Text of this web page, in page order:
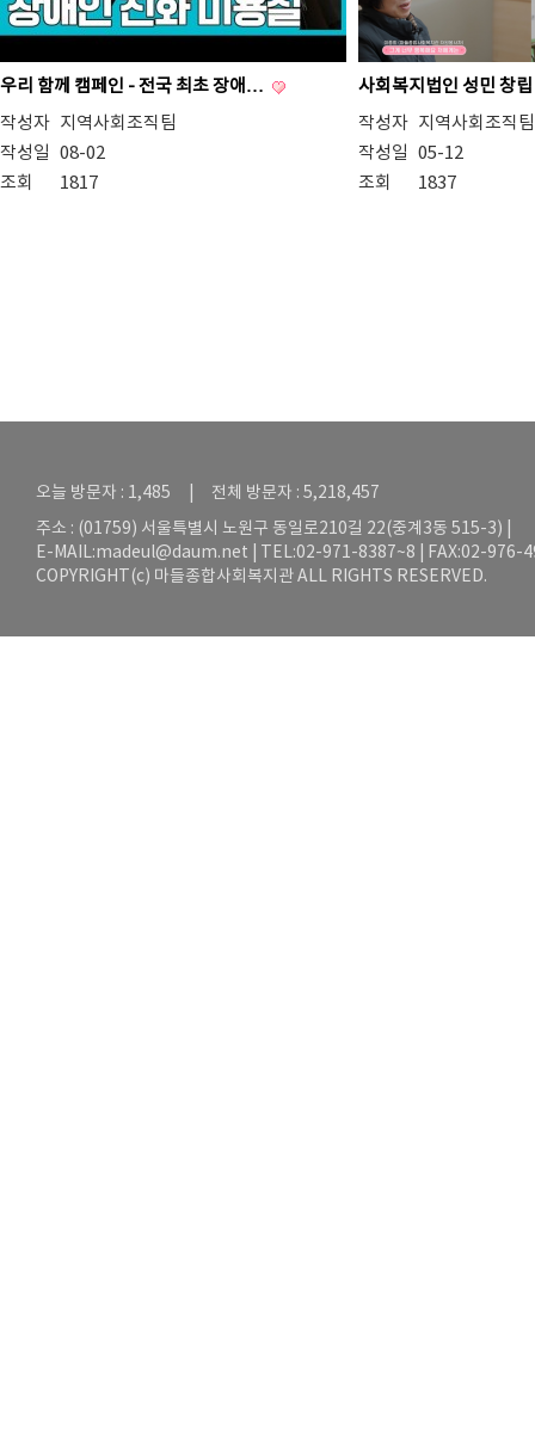
우리 함께 캠페인 - 전국 최초 장애…
작성자 지역사회조직팀
작성일 08-02
조회
1817
사회복지법인 성민 창
작성자 지역사회조직팀
작성일 05-12
조회
1837
오늘 방문자 : 1,485 | 전체 방문자 : 5,218,457
주소 : (01759) 서울특별시 노원구 동일로210길 22(중계3동 515-3) |
E-MAIL:madeul@daum.net | TEL:02-971-8387~8 | FAX:02-976-
COPYRIGHT(c) 마들종합사회복지관 ALL RIGHTS RESERVED.